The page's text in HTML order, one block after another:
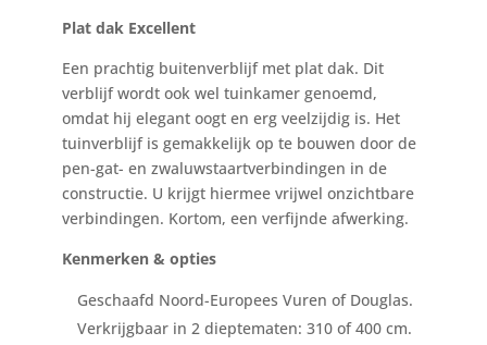
Plat dak Excellent
Een prachtig buitenverblijf met plat dak. Dit
verblijf wordt ook wel tuinkamer genoemd,
omdat hij elegant oogt en erg veelzijdig is. Het
tuinverblijf is gemakkelijk op te bouwen door de
pen-gat- en zwaluwstaartverbindingen in de
constructie. U krijgt hiermee vrijwel onzichtbare
verbindingen. Kortom, een verfijnde afwerking.
Kenmerken & opties
Geschaafd Noord-Europees Vuren of Douglas.
Verkrijgbaar in 2 dieptematen: 310 of 400 cm.